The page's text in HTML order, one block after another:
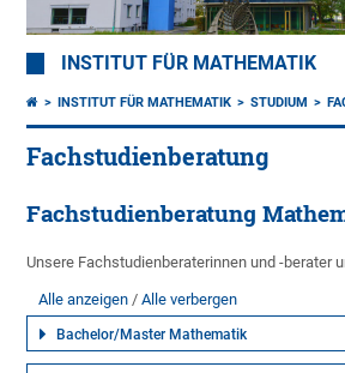
INSTITUT FÜR MATHEMATIK
INSTITUT FÜR MATHEMATIK STUDIUM
Fachstudienberatung
Fachstudienberatung
Unsere Fachstudienberaterinnen und -berater
Alle anzeigen Alle verbergen
Bachelor/Master Mathematik